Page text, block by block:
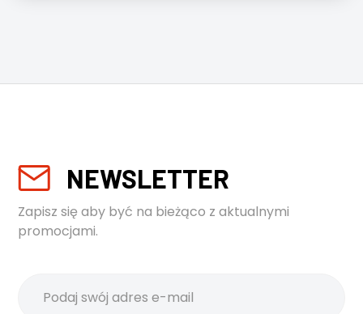
NEWSLETTER
Zapisz się aby być na bieżąco z aktualnymi
promocjami.